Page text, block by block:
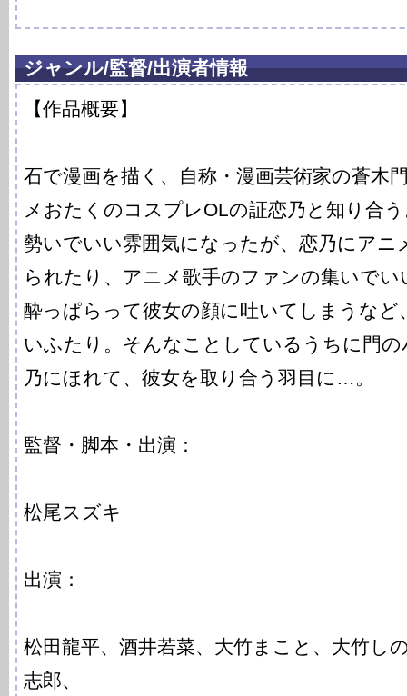
ジャンル/監督/出演者情報
【作品概要】
石で漫画を描く、自称・漫画芸術家の蒼木
メおたくのコスプレOLの証恋乃と知り合
勢いでいい雰囲気になったが、恋乃にアニ
られたり、アニメ歌手のファンの集いで
酔っぱらって彼女の顔に吐いてしまうなど
いふたり。そんなことしているうちに門
乃にほれて、彼女を取り合う羽目に…。
監督・脚本・出演：
松尾スズキ
出演：
松田龍平、酒井若菜、大竹まこと、大竹し
志郎、